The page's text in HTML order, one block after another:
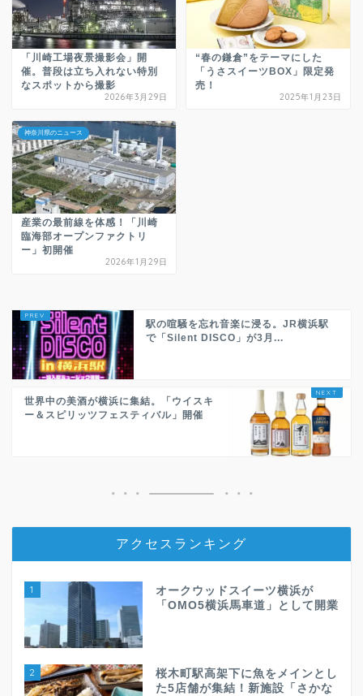
「川崎工場夜景撮影会」開
催。普段は立ち入れない特別
なスポットから撮影
2026年3月29日
“春の鎌倉”をテーマにした
「うさスイーツBOX」限定発
売！
2025年1月23日
神奈川県のニュース
産業の最前線を体感！「川崎
臨海部オープンファクトリ
ー」初開催
2026年1月29日
駅の喧騒を忘れ音楽に浸る。JR横浜駅
で「Silent DISCO」が3月...
世界中の美酒が横浜に集結。「ウイスキ
ー＆スピリッツフェスティバル」開催
アクセスランキング
1
オークウッドスイーツ横浜が
「OMO5横浜馬車道」として開業
2
桜木町駅高架下に魚をメインとし
た5店舗が集結！新施設「さかな